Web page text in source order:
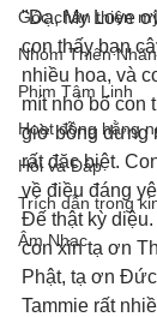
Góc chân thiện
Nhóm Thiên Nhãn
Phim Tâm Linh
Hoạt động hằng
Hỏi và Đáp
Trích dẫn trong
Âm Nhạc
"Dạ, My Love
con thấy bạn
nhiều hoa, và
mít nhỏ bố con
giờ bỗng dưng
rất đặc biệt.
về điều đáng
Đế thật kỳ
con xin tạ ơn
Phật, tạ ơn
Tammie rất